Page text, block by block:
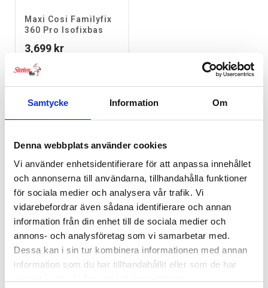
Samtycke Information Om
Denna webbplats använder cookies
Vi använder enhetsidentifierare för att anpassa innehållet
och annonserna till användarna, tillhandahålla funktioner
för sociala medier och analysera vår trafik. Vi
vidarebefordrar även sådana identifierare och annan
information från din enhet till de sociala medier och
annons- och analysföretag som vi samarbetar med.
Dessa kan i sin tur kombinera informationen med annan
information som du har tillhandahållit eller som de har
Maxi Cosi Familyfix
360 Pro Isofixbas
3,699 kr
RELATERADE PRODUKTER